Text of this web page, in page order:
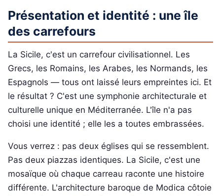
Présentation et identité : une île
des carrefours
La Sicile, c'est un carrefour civilisationnel. Les
Grecs, les Romains, les Arabes, les Normands, les
Espagnols — tous ont laissé leurs empreintes ici. Et
le résultat ? C'est une symphonie architecturale et
culturelle unique en Méditerranée. L'île n'a pas
choisi une identité ; elle les a toutes embrassées.
Vous verrez : pas deux églises qui se ressemblent.
Pas deux piazzas identiques. La Sicile, c'est une
mosaïque où chaque carreau raconte une histoire
différente. L'architecture baroque de Modica côtoie